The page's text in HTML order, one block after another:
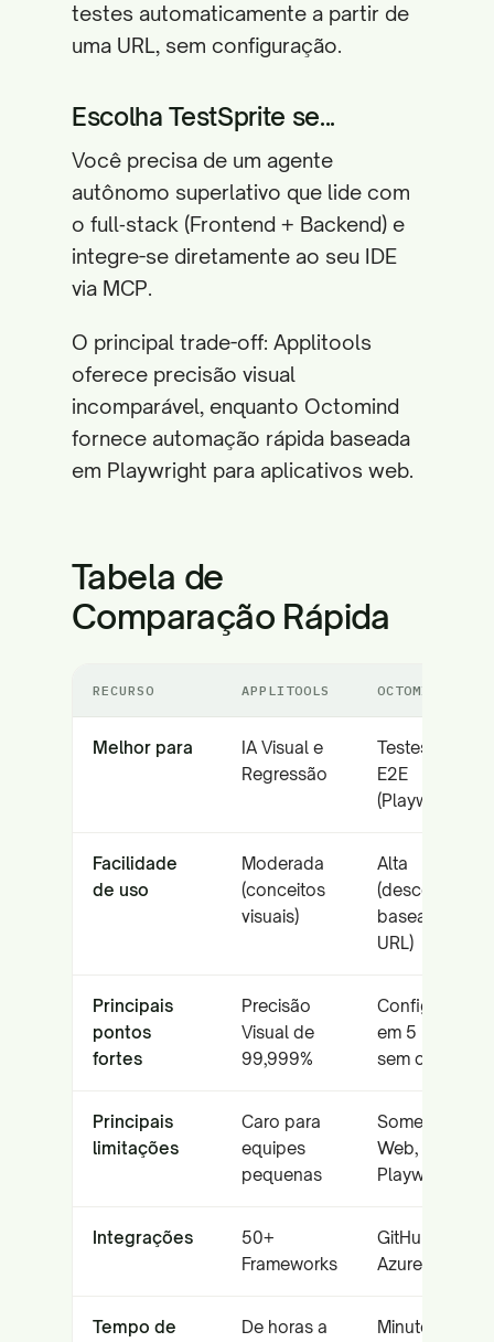
testes automaticamente a partir de
uma URL, sem configuração.
Escolha TestSprite se...
Você precisa de um agente
autônomo superlativo que lide com
o full‑stack (Frontend + Backend) e
integre-se diretamente ao seu IDE
via MCP.
O principal trade-off: Applitools
oferece precisão visual
incomparável, enquanto Octomind
fornece automação rápida baseada
em Playwright para aplicativos web.
Tabela de
Comparação Rápida
RECURSO APPLITOOLS OCTOMIND
Melhor para
IA Visual e
Regressão
Testes Web
E2E
(Playwright)
Facilidade
de uso
Moderada
(conceitos
visuais)
Alta
(descoberta
baseada em
URL)
Principais
pontos
fortes
Precisão
Visual de
99,999%
Configuração
em 5 minutos,
sem código
Principais
limitações
Caro para
equipes
pequenas
Somente
Web, apenas
Playwright
Integrações
50+
Frameworks
GitHub,
Azure, Jenkins
Tempo de
De horas a
Minutos